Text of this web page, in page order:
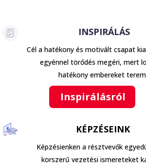
INSPIRÁLÁS
Cél a hatékony és motivált csapat
egyénnel törődés megéri, mert
hatékony embereket
Inspirálásról
KÉPZÉSEINK
Képzésienken a résztvevők
korszerű vezetési ismereteket